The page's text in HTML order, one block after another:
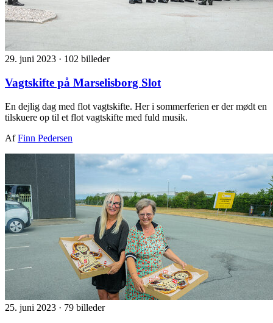
29. juni 2023 · 102 billeder
Vagtskifte på Marselisborg Slot
En dejlig dag med flot vagtskifte. Her i sommerferien er der mødt en
tilskuere op til et flot vagtskifte med fuld musik.
AfFinn Pedersen
25. juni 2023 · 79 billeder